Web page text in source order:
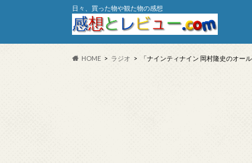
日々、買った物や観た物の感想
HOME ラジオ 「ナインティナイン 岡村隆史のオー